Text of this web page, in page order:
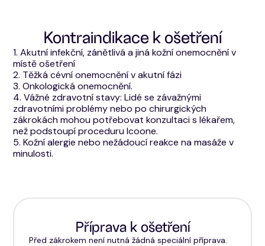
Kontraindikace k ošetření
1. Akutní infekční, zánětlivá a jiná kožní onemocnění v
místě ošetření
2. Těžká cévní onemocnění v akutní fázi
3. Onkologická onemocnění.
4. Vážné zdravotní stavy: Lidé se závažnými
zdravotními problémy nebo po chirurgických
zákrokách mohou potřebovat konzultaci s lékařem,
než podstoupí proceduru Icoone.
5. Kožní alergie nebo nežádoucí reakce na masáže v
minulosti.
Příprava k ošetření
Před zákrokem není nutná žádná speciální příprava.